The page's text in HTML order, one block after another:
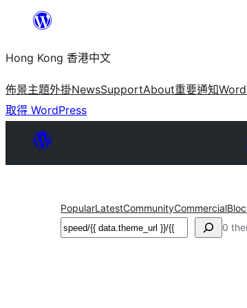
主
要
內
容
Hong Kong 香港中文
佈景主題外掛NewsSupportAbout重要通知
取得 WordPress
PopularLatestCommunityCommercial
搜
0